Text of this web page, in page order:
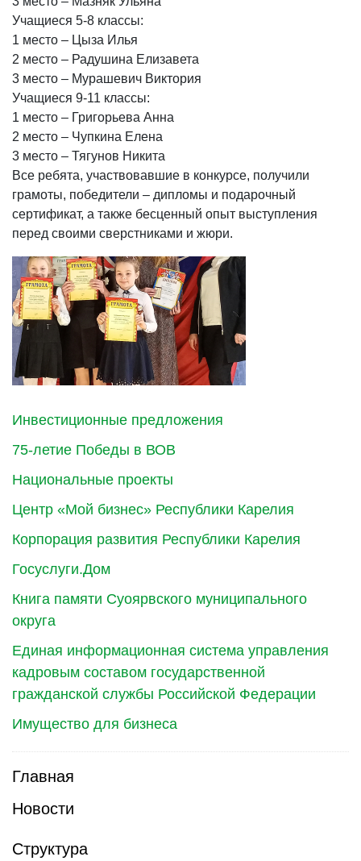
Инвестиционные предложения
75-летие Победы в ВОВ
Национальные проекты
Центр «Мой бизнес» Республики Карелия
Корпорация развития Республики Карелия
Госуслуги.Дом
Книга памяти Суоярвского муниципального
округа
Единая информационная система управления
кадровым составом государственной
гражданской службы Российской Федерации
Имущество для бизнеса
Главная
Новости
Структура
Учащиеся 5-8 классы:
1 место – Цыза Илья
2 место – Радушина Елизавета
3 место – Мурашевич Виктория
Учащиеся 9-11 классы:
1 место – Григорьева Анна
2 место – Чупкина Елена
3 место – Тягунов Никита
Все ребята, участвовавшие в конкурсе, получили
грамоты, победители – дипломы и подарочный
сертификат, а также бесценный опыт выступления
перед своими сверстниками и жюри.